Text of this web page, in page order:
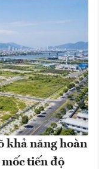
khả năng hoàn
tiến độ